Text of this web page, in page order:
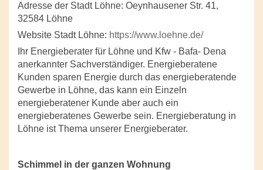
Adresse der Stadt Löhne: Oeynhausener Str. 41,
32584 Löhne
Website Stadt Löhne: https://www.loehne.de/
Ihr Energieberater für Löhne und Kfw - Bafa- Dena
anerkannter Sachverständiger. Energieberatene
Kunden sparen Energie durch das energieberatende
Gewerbe in Löhne, das kann ein Einzeln
energieberatener Kunde aber auch ein
energieberatenes Gewerbe sein. Energieberatung in
Löhne ist Thema unserer Energieberater.
Schimmel in der ganzen Wohnung